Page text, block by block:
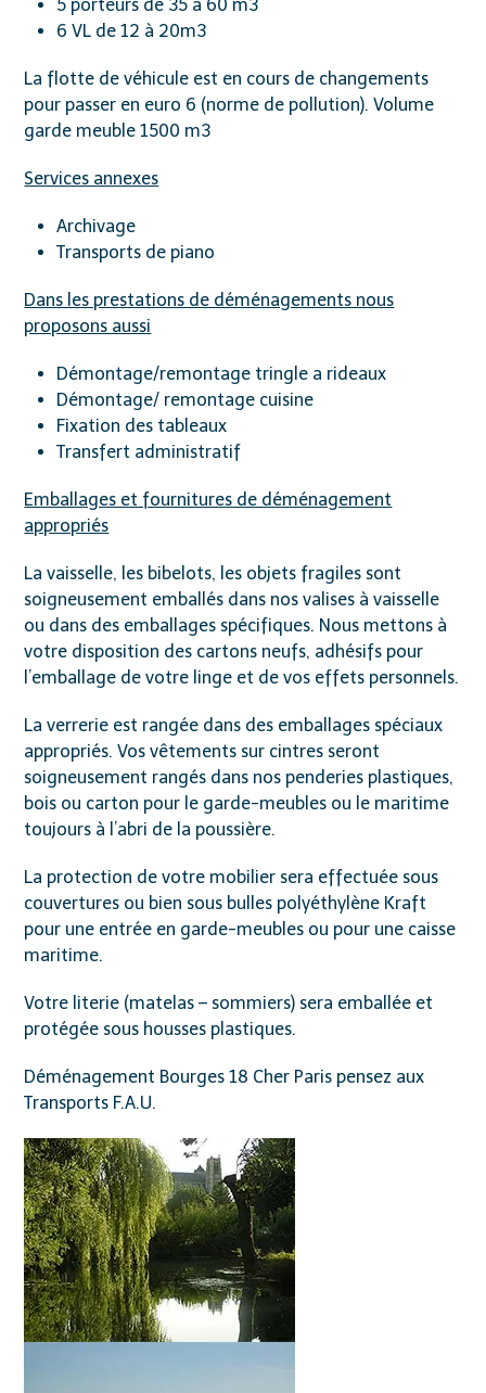
5 porteurs de 35 à 60 m3
6 VL de 12 à 20m3
La flotte de véhicule est en cours de changements
pour passer en euro 6 (norme de pollution). Volume
garde meuble 1500 m3
Services annexes
Archivage
Transports de piano
Dans les prestations de déménagements nous
proposons aussi
Démontage/remontage tringle a rideaux
Démontage/ remontage cuisine
Fixation des tableaux
Transfert administratif
Emballages et fournitures de déménagement
appropriés
La vaisselle, les bibelots, les objets fragiles sont
soigneusement emballés dans nos valises à vaisselle
ou dans des emballages spécifiques. Nous mettons à
votre disposition des cartons neufs, adhésifs pour
l’emballage de votre linge et de vos effets personnels.
La verrerie est rangée dans des emballages spéciaux
appropriés. Vos vêtements sur cintres seront
soigneusement rangés dans nos penderies plastiques,
bois ou carton pour le garde-meubles ou le maritime
toujours à l’abri de la poussière.
La protection de votre mobilier sera effectuée sous
couvertures ou bien sous bulles polyéthylène Kraft
pour une entrée en garde-meubles ou pour une caisse
maritime.
Votre literie (matelas – sommiers) sera emballée et
protégée sous housses plastiques.
Déménagement Bourges 18 Cher Paris pensez aux
Transports F.A.U.